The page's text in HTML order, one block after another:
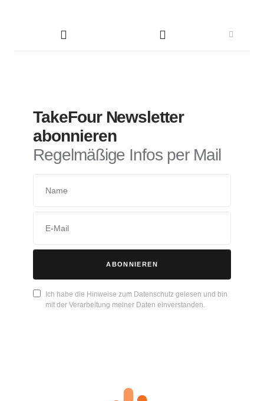
TakeFour Newsletter
abonnieren
Regelmäßige Infos per Mail
ABONNIEREN
Ich habe die Hinweise zum Datenschutz gelesen und bin
mit der Verarbeitung meiner Daten einverstanden.